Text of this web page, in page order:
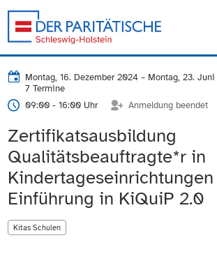
Montag, 16. Dezember 2024 – Montag, 23.
7 Termine
09:00 - 16:00 Uhr
Anmeldung beendet
Zertifikatsausbildung
Qualitätsbeauftragte*r in
Einführung in KiQuiP 2.0
Kitas Schulen